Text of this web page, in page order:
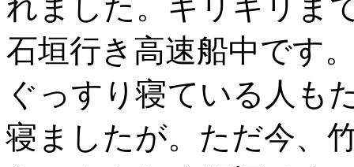
れました。ギリギリま
石垣行き高速船中です
ぐっすり寝ている人も
寝ましたが。ただ今、